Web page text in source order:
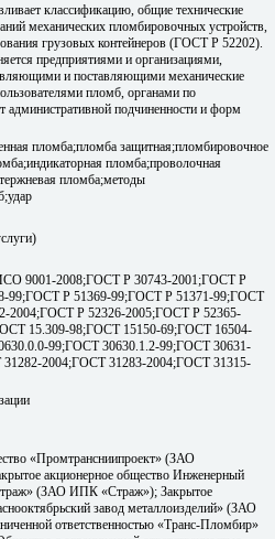
классификацию, общие технические
механических пломбировочных устройств,
грузовых контейнеров (ГОСТ Р 52202).
предприятиями и организациями,
и поставляющими механические
пломб, органами по
административной подчиненности и форм
пломба;пломба защитная;пломбировочное
пломба;проволочная
пломба;методы
9001-2008;ГОСТ Р 30743-2001;ГОСТ Р
99;ГОСТ Р 51369-99;ГОСТ Р 51371-99;ГОСТ
2004;ГОСТ Р 52326-2005;ГОСТ Р 52365-
15.309-98;ГОСТ 15150-69;ГОСТ 16504-
99;ГОСТ 30630.1.2-99;ГОСТ 30631-
2004;ГОСТ 31283-2004;ГОСТ 31315-
«Промтрансниипроект» (ЗАО
акционерное общество Инженерный
(ЗАО ИПК «Страж»); Закрытое
завод металлоизделий» (ЗАО
ответственностью «Транс-Пломбир»